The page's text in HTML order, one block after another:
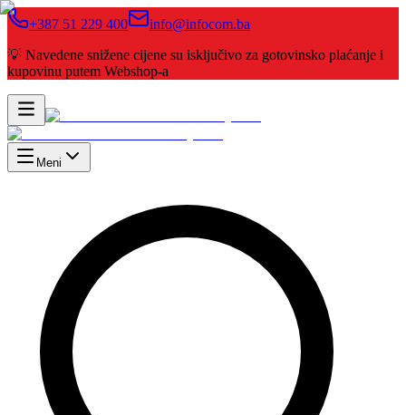
+387 51 229 400
info@infocom.ba
💡 Navedene snižene cijene su isključivo za gotovinsko plaćanje i
kupovinu putem Webshop-a
Meni